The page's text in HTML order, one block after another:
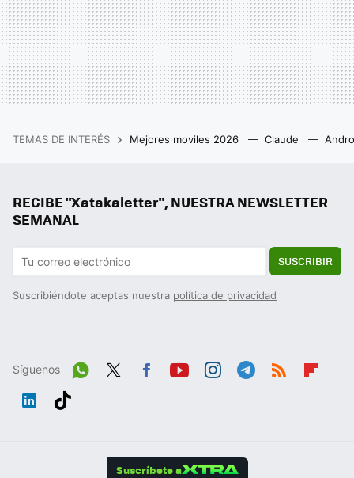
TEMAS DE INTERÉS Mejores moviles 2026 Claude
RECIBE "Xatakaletter", NUESTRA NEWSLETTER
SEMANAL
SUSCRIBIR
Suscribiéndote aceptas nuestra política de privacidad
Síguenos
Wh
Suscríbete a